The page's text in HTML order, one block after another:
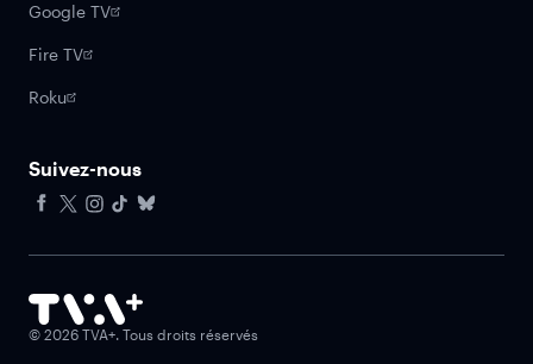
Google TV
Fire TV
Roku
Suivez-nous
© 2026 TVA+. Tous droits réservés